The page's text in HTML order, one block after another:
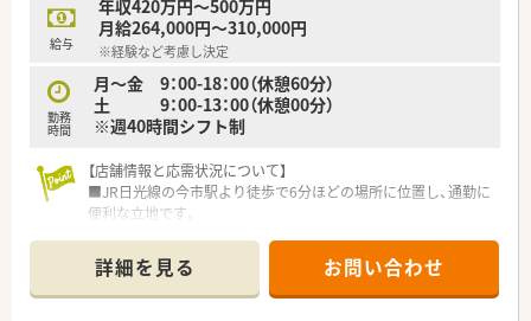
給与
年収420万円～500万円
月給264,000円～310,000円
※経験など考慮し決定
勤務
時間
月～金 9：00-18：00（休憩60分）
土 9：00-13：00（休憩00分）
※週40時間シフト制
【店舗情報と応需状況について】
■JR日光線の今市駅より徒歩で6分ほどの場所に位置し、通勤に
便利な立地です。
需しています。
■薬剤師は常勤3名と非常勤1名が在籍し、事務員2名と共に業務
を行っています。
詳細を見る お問い合わせ